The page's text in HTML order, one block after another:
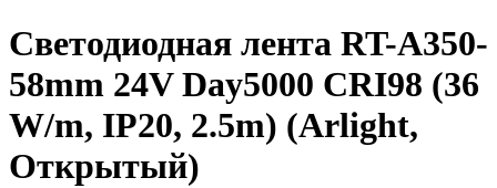
Светодиодная лента RT-A350-
58mm 24V Day5000 CRI98 (36
W/m, IP20, 2.5m) (Arlight,
Открытый)